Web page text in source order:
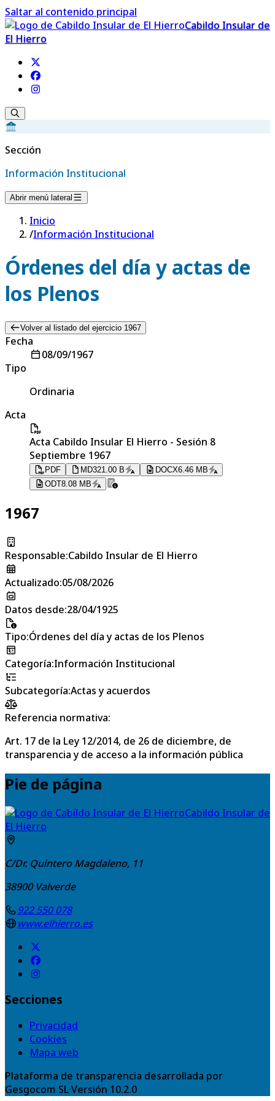
Saltar al contenido principal
Cabildo Insular de
El Hierro
Sección
Información Institucional
Abrir menú lateral
Inicio
/Información Institucional
Órdenes del día y actas de
los Plenos
Volver al listado del ejercicio 1967
Fecha
08/09/1967
Tipo
Ordinaria
Acta
Acta Cabildo Insular El Hierro - Sesión 8
Septiembre 1967
PDF MD321.00 B DOCX6.46 MB
ODT8.08 MB
1967
Responsable:Cabildo Insular de El Hierro
Actualizado:05/08/2026
Datos desde:28/04/1925
Tipo:Órdenes del día y actas de los Plenos
Categoría:Información Institucional
Subcategoría:Actas y acuerdos
Referencia normativa:
Art. 17 de la Ley 12/2014, de 26 de diciembre, de
transparencia y de acceso a la información pública
Pie de página
Cabildo Insular de
El Hierro
C/Dr. Quintero Magdaleno, 11
38900 Valverde
922 550 078
www.elhierro.es
Secciones
Privacidad
Cookies
Mapa web
Plataforma de transparencia desarrollada por
Gesgocom SL·Versión 10.2.0